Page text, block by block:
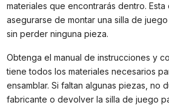
materiales que encontrarás dentro. Esta
asegurarse de montar una silla de
sin perder ninguna pieza.
Obtenga el manual de instrucciones y
tiene todos los materiales necesarios
ensamblar. Si faltan algunas piezas, no
fabricante o devolver la silla de juego